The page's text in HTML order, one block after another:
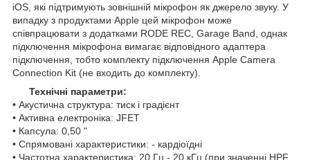
iOS, які підтримують зовнішній мікрофон як джерело звуку. У
випадку з продуктами Apple цей мікрофон може
співпрацювати з додатками RODE REC, Garage Band, однак
підключення мікрофона вимагає відповідного адаптера
підключення, тобто комплекту підключення Apple Camera
Connection Kit (не входить до комплекту).
Технічні параметри:
• Акустична структура: тиск і градієнт
• Активна електроніка: JFET
• Капсула: 0,50 "
• Спрямовані характеристики: - кардіоїдні
• Частотна характеристика: 20 Гц - 20 кГц (при значенні HPF